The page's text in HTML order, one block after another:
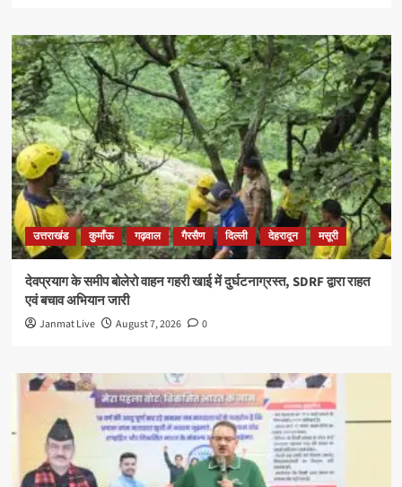
उत्तराखंड कुमाँऊ गढ़वाल गैरसैण दिल्ली देहरादून मसूरी
देवप्रयाग के समीप बोलेरो वाहन गहरी खाई में दुर्घटनाग्रस्त, SDRF द्वारा राहत
एवं बचाव अभियान जारी
Janmat Live August 7, 2026 0